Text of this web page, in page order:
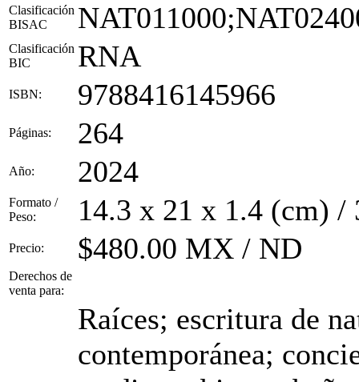
Clasificación
BISAC
Clasificación
BIC
RNA
ISBN: 9788416145966
Páginas: 264
Año: 2024
Formato /
Peso:
14.3 x 21 x 1.4 (cm) /
Precio: $480.00 MX / ND
Derechos de
venta para:
Raíces; escritura de
contemporánea;